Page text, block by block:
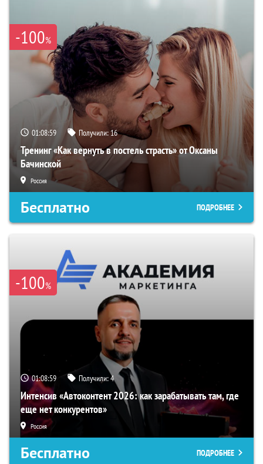
-100%
01:08:58 Получили:16
Тренинг «Как вернуть в постель страсть» от Оксаны
Бачинской
Россия
Бесплатно ПОДРОБНЕЕ
-100%
01:08:58 Получили:4
Интенсив «Автоконтент 2026: как зарабатывать там, где
еще нет конкурентов»
Россия
Бесплатно ПОДРОБНЕЕ